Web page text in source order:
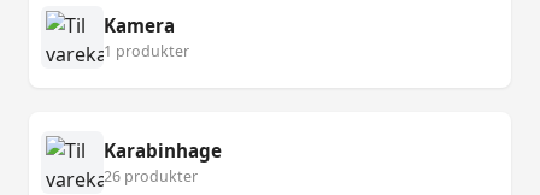
Kamera
1 produkter
Karabinhage
26 produkter